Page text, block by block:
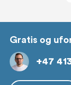
Gratis og
+47